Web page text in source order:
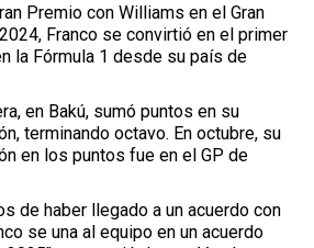
Premio con Williams en el Gran
Franco se convirtió en el primer
la Fórmula 1 desde su país de
en Bakú, sumó puntos en su
terminando octavo. En octubre, su
en los puntos fue en el GP de
de haber llegado a un acuerdo con
se una al equipo en un acuerdo